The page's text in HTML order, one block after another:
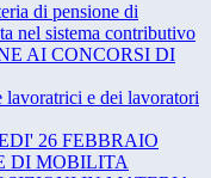
di pensione di
nel sistema contributivo
AI CONCORSI DI
lavoratrici e dei lavoratori
26 FEBBRAIO
DI MOBILITA